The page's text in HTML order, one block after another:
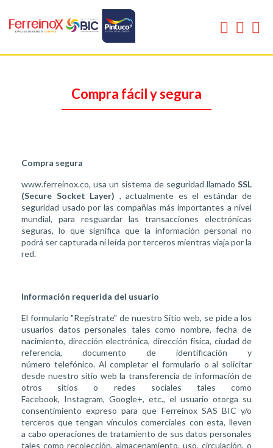
Compra fácil y segura
Compra segura
www.ferreinox.co, usa un sistema de seguridad llamado SSL
(Secure Socket Layer) , actualmente es el estándar de
seguridad usado por las compañías más importantes a nivel
mundial, para resguardar las transacciones electrónicas
seguras, lo que significa que la información personal no
podrá ser capturada ni leída por terceros mientras viaja por la
red.
Información requerida del usuario
El formulario "Regístrate" de nuestro Sitio web, se pide a los
usuarios datos personales tales como nombre, fecha de
nacimiento, dirección electrónica, dirección física, ciudad de
referencia, documento de identificación y
número telefónico. Al completar el formulario o al solicitar
desde nuestro sitio web la transferencia de información de
otros sitios o redes sociales tales como
Facebook, Instagram, Google+, etc., el usuario otorga su
consentimiento expreso para que Ferreinox SAS BIC y/o
terceros que tengan vínculos comerciales con esta, lleven
a cabo operaciones de tratamiento de sus datos personales
tales como recolección, almacenamiento, uso, circulación, o